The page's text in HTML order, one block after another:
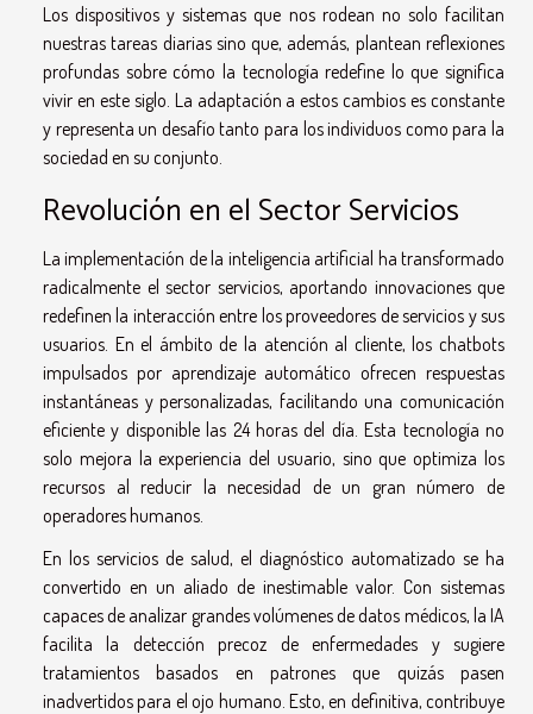
Los dispositivos y sistemas que nos rodean no solo facilitan
nuestras tareas diarias sino que, además, plantean reflexiones
profundas sobre cómo la tecnología redefine lo que significa
vivir en este siglo. La adaptación a estos cambios es constante
y representa un desafío tanto para los individuos como para la
sociedad en su conjunto.
Revolución en el Sector Servicios
La implementación de la inteligencia artificial ha transformado
radicalmente el sector servicios, aportando innovaciones que
redefinen la interacción entre los proveedores de servicios y sus
usuarios. En el ámbito de la atención al cliente, los chatbots
impulsados por aprendizaje automático ofrecen respuestas
instantáneas y personalizadas, facilitando una comunicación
eficiente y disponible las 24 horas del día. Esta tecnología no
solo mejora la experiencia del usuario, sino que optimiza los
recursos al reducir la necesidad de un gran número de
operadores humanos.
En los servicios de salud, el diagnóstico automatizado se ha
convertido en un aliado de inestimable valor. Con sistemas
capaces de analizar grandes volúmenes de datos médicos, la IA
facilita la detección precoz de enfermedades y sugiere
tratamientos basados en patrones que quizás pasen
inadvertidos para el ojo humano. Esto, en definitiva, contribuye